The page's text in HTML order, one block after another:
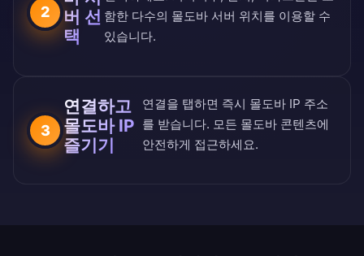
2
버 선
택
함한 다수의 몰도바 서버 위치를 이용할 수
있습니다.
3
연결하고
몰도바 IP
즐기기
연결을 탭하면 즉시 몰도바 IP 주소
를 받습니다. 모든 몰도바 콘텐츠에
안전하게 접근하세요.